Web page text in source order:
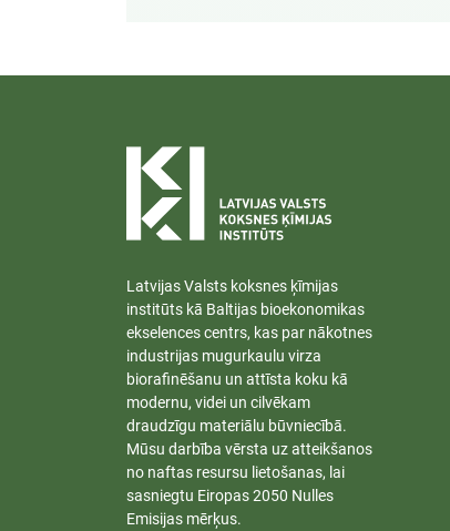
Latvijas Valsts koksnes ķīmijas
institūts kā Baltijas bioekonomikas
ekselences centrs, kas par nākotnes
industrijas mugurkaulu virza
biorafinēšanu un attīsta koku kā
modernu, videi un cilvēkam
draudzīgu materiālu būvniecībā.
Mūsu darbība vērsta uz atteikšanos
no naftas resursu lietošanas, lai
sasniegtu Eiropas 2050 Nulles
Emisijas mērķus.